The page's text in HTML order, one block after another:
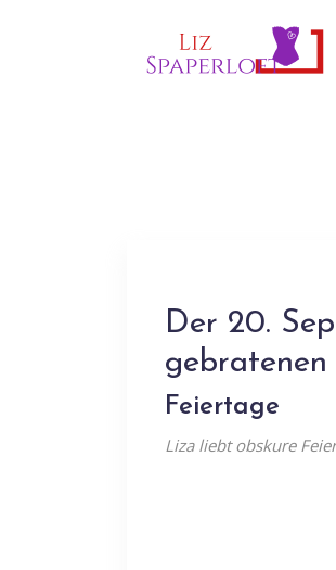
Der 20.
gebratenen
Feiertage
Liza liebt obskure